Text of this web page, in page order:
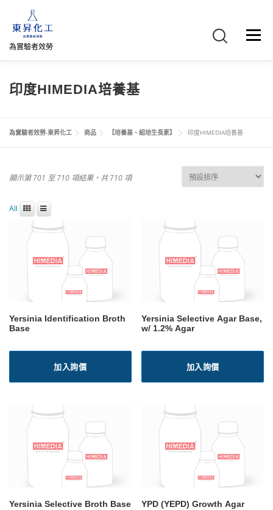
為實驗者效勞
選單
首頁 關於我們 聯絡我們
網路商店 直購專區 詢價車、購物車/會員
印度HIMEDIA培養基
為實驗者效勞-東昇化工 商品 【培養基、組培生長素】 印度HIMEDIA培養基
顯示第 701 至 710 項結果，共 710 項
All
Yersinia Identification Broth
Base
加入詢價
Yersinia Selective Agar Base,
w/ 1.2% Agar
加入詢價
Yersinia Selective Broth Base YPD (YEPD) Growth Agar